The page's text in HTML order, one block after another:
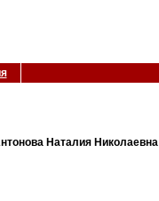
Наталия Николаевна